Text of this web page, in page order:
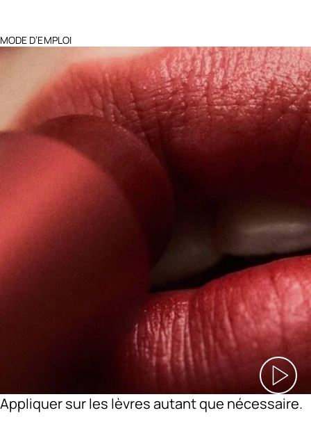
MODE D’EMPLOI
Appliquer sur les lèvres autant que nécessaire.